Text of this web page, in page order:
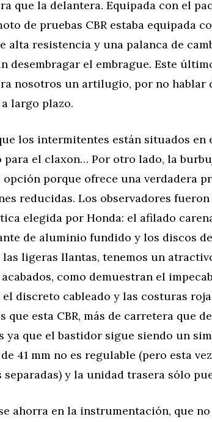
que la delantera. Equipada con el
de pruebas CBR estaba equipada
alta resistencia y una palanca de
desembragar el embrague. Este
nosotros un artilugio, por no hablar
largo plazo.
los intermitentes están situados
para el claxon… Por otro lado, la
opción porque ofrece una verdadera
reducidas. Los observadores
elegida por Honda: el afilado
de aluminio fundido y los discos
las ligeras llantas, tenemos un
como demuestran el
discreto cableado y las costuras
que esta CBR, más de carretera que
ya que el bastidor sigue siendo un
41 mm no es regulable (pero esta
y la unidad trasera sólo
ahorra en la instrumentación, que